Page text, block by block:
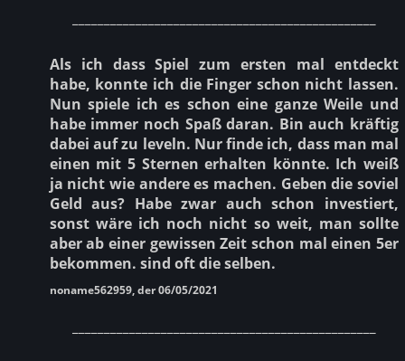
Als ich dass Spiel zum ersten mal entdeckt
habe, konnte ich die Finger schon nicht lassen.
Nun spiele ich es schon eine ganze Weile und
habe immer noch Spaß daran. Bin auch kräftig
dabei auf zu leveln. Nur finde ich, dass man mal
einen mit 5 Sternen erhalten könnte. Ich weiß
ja nicht wie andere es machen. Geben die soviel
Geld aus? Habe zwar auch schon investiert,
sonst wäre ich noch nicht so weit, man sollte
aber ab einer gewissen Zeit schon mal einen 5er
bekommen. sind oft die selben.
noname562959, der 06/05/2021